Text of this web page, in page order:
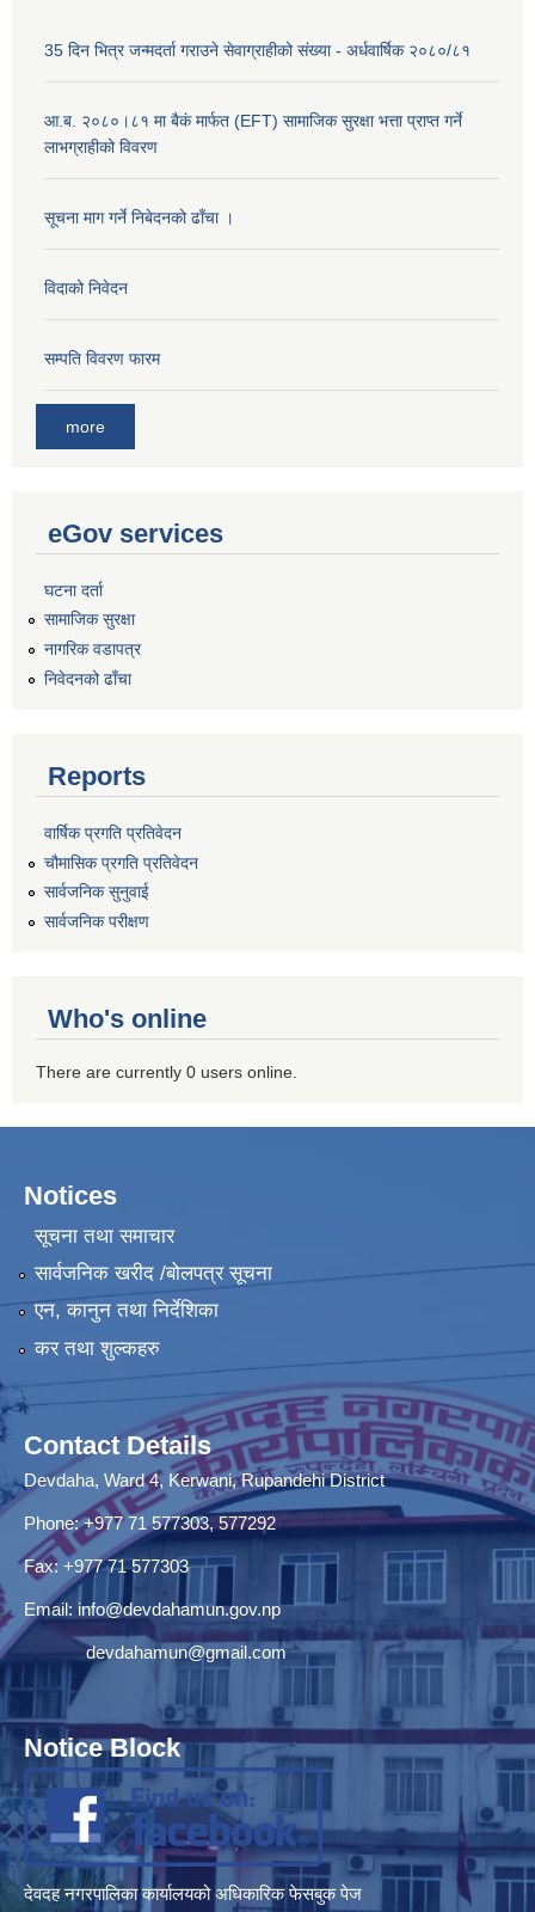
35 दिन भित्र जन्मदर्ता गराउने सेवाग्राहीको संख्या - अर्धवार्षिक २०८०/८१
आ.ब. २०८०।८१ मा बैकं मार्फत (EFT) सामाजिक सुरक्षा भत्ता प्राप्त गर्ने
लाभग्राहीको विवरण
सूचना माग गर्ने निबेदनको ढाँचा ।
विदाको निवेदन
सम्पति विवरण फारम
more
eGov services
घटना दर्ता
सामाजिक सुरक्षा
नागरिक वडापत्र
निवेदनको ढाँचा
Reports
वार्षिक प्रगति प्रतिवेदन
चौमासिक प्रगति प्रतिवेदन
सार्वजनिक सुनुवाई
सार्वजनिक परीक्षण
Who's online
There are currently 0 users online.
Notices
सूचना तथा समाचार
सार्वजनिक खरीद /बोलपत्र सूचना
एन, कानुन तथा निर्देशिका
कर तथा शुल्कहरु
Contact Details
Devdaha, Ward 4, Kerwani, Rupandehi District
Phone: +977 71 577303, 577292
Fax: +977 71 577303
Email: info@devdahamun.gov.np
devdahamun@gmail.com
Notice Block
देवदह नगरपालिका कार्यालयको अधिकारिक फेसबुक पेज